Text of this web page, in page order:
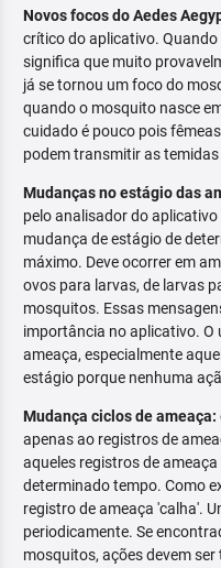
Novos focos do Aedes
crítico do aplicativo.
significa que muito
já se tornou um foco do
quando o mosquito nasce
cuidado é pouco pois
podem transmitir as
Mudanças no estágio das
pelo analisador do
mudança de estágio de
máximo. Deve ocorrer em
ovos para larvas, de larvas
mosquitos. Essas
importância no aplicativo. O
ameaça, especialmente
estágio porque nenhuma
Mudança ciclos de ameaça:
apenas ao registros de
aqueles registros de
determinado tempo. Como
registro de ameaça 'calha'.
periodicamente. Se
mosquitos, ações devem